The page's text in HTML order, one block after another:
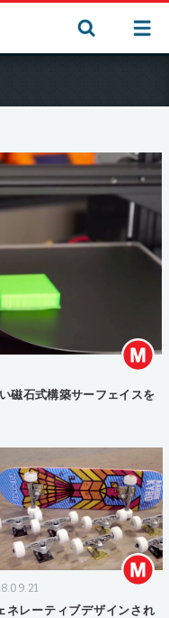
磁石式構築サーフェイスを
ネレーティブデザインされ